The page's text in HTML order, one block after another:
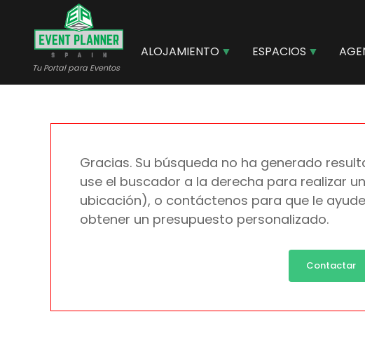
contenido
principal
Tu Portal para Eventos
ALOJAMIENTO ESPACIOS
Gracias. Su búsqueda no ha generado
use el buscador a la derecha para realizar
ubicación), o contáctenos para que le
obtener un presupuesto personalizado.
Contactar